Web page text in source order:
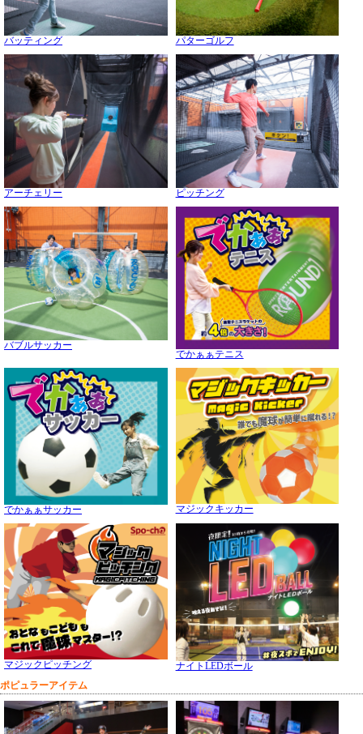
バッティング パターゴルフ
アーチェリー ピッチング
バブルサッカー
でかぁぁテニス
でかぁぁサッカー マジックキッカー
マジックピッチング
ナイトLEDボール
ポピュラーアイテム